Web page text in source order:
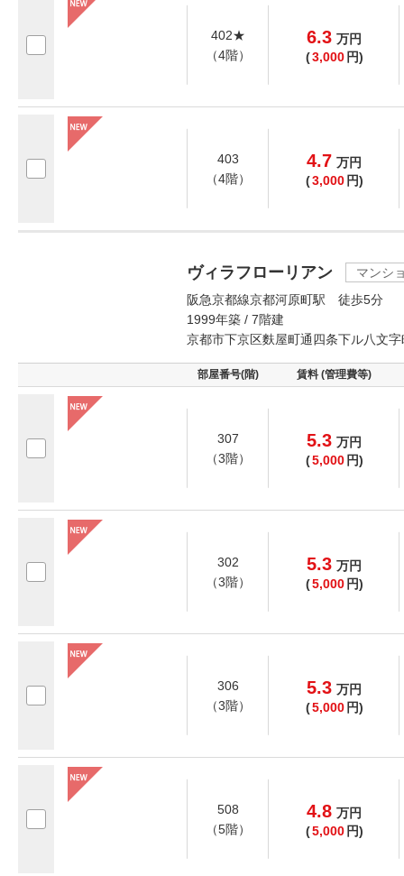
402★
（4階）
6.3 万円
(3,000 円)
403
（4階）
4.7 万円
(3,000 円)
ヴィラフローリアン
マンシ
阪急京都線京都河原町駅 徒歩5分
1999年築 / 7階建
京都市下京区麩屋町通四条下ル八文字
部屋番号(階) 賃料 (管理費等)
307
（3階）
5.3 万円
(5,000 円)
302
（3階）
5.3 万円
(5,000 円)
306
（3階）
5.3 万円
(5,000 円)
508
（5階）
4.8 万円
(5,000 円)